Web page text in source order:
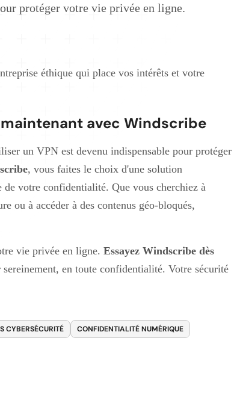
protéger votre vie privée en ligne.
éthique qui place vos intérêts et votre
avec Windscribe
un VPN est devenu indispensable pour protéger
, vous faites le choix d'une solution
votre confidentialité. Que vous cherchiez à
ou à accéder à des contenus géo-bloqués,
vie privée en ligne. Essayez Windscribe dès
en toute confidentialité. Votre sécurité
CYBERSÉCURITÉ
CONFIDENTIALITÉ NUMÉRIQUE